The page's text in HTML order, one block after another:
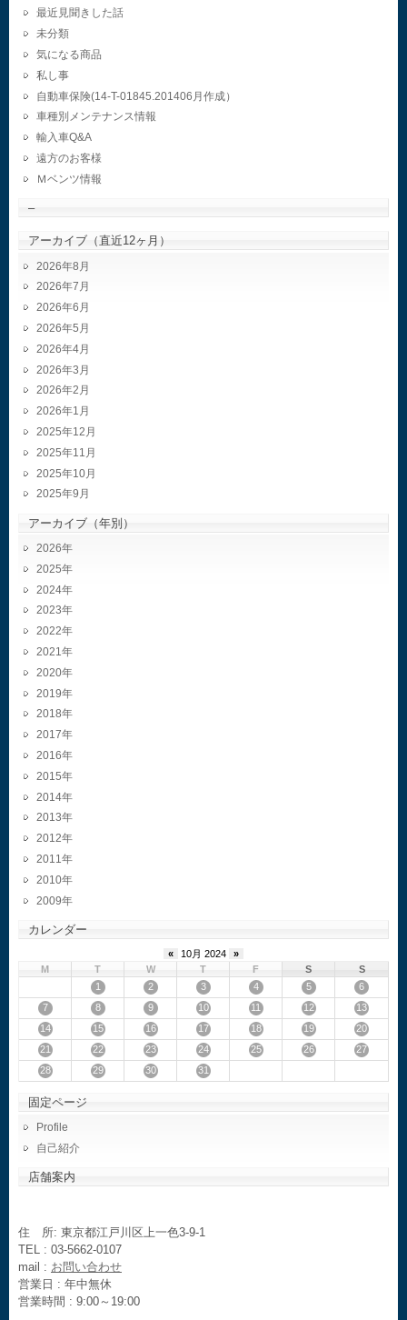
最近見聞きした話
未分類
気になる商品
私し事
自動車保険(14-T-01845.201406月作成）
車種別メンテナンス情報
輸入車Q&A
遠方のお客様
Ｍベンツ情報
–
アーカイブ（直近12ヶ月）
2026年8月
2026年7月
2026年6月
2026年5月
2026年4月
2026年3月
2026年2月
2026年1月
2025年12月
2025年11月
2025年10月
2025年9月
アーカイブ（年別）
2026
2025
2024
2023
2022
2021
2020
2019
2018
2017
2016
2015
2014
2013
2012
2011
2010
2009
カレンダー
« 10月 2024
»
M
T W T F S
S
1
2 3 4 5
6
7
8 9 10 11 12
13
14
15 16 17 18 19
20
21
22 23 24 25 26
27
28
29 30 31
固定ページ
Profile
自己紹介
店舗案内
住 所: 東京都江戸川区上一色3-9-1
TEL : 03-5662-0107
mail : お問い合わせ
営業日 : 年中無休
営業時間 : 9:00～19:00